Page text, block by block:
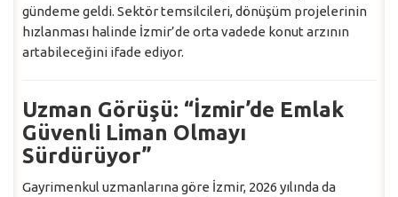
gündeme geldi. Sektör temsilcileri, dönüşüm projelerinin
hızlanması halinde İzmir’de orta vadede konut arzının
artabileceğini ifade ediyor.
Uzman Görüşü: “İzmir’de Emlak
Güvenli Liman Olmayı
Sürdürüyor”
Gayrimenkul uzmanlarına göre İzmir, 2026 yılında da